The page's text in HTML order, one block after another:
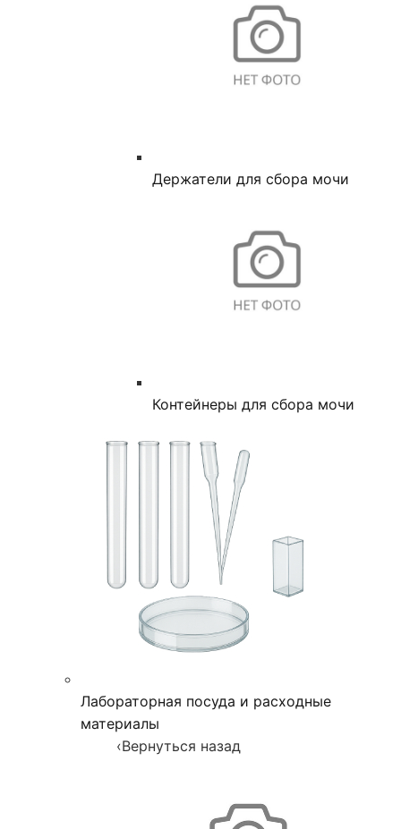
Держатели для сбора мочи
Контейнеры для сбора мочи
Лабораторная посуда и расходные
материалы
‹Вернуться назад